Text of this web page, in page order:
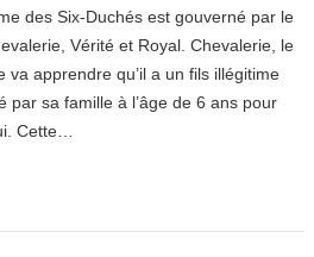
des Six-Duchés est gouverné par le
Vérité et Royal. Chevalerie, le
apprendre qu’il a un fils illégitime
par sa famille à l’âge de 6 ans pour
Cette…